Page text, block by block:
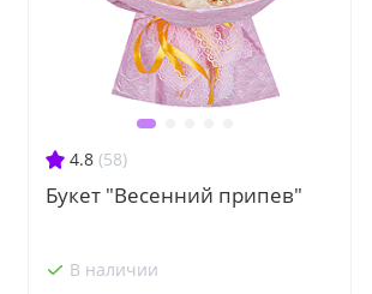
4.8 (58)
Букет "Весенний припев"
В наличии